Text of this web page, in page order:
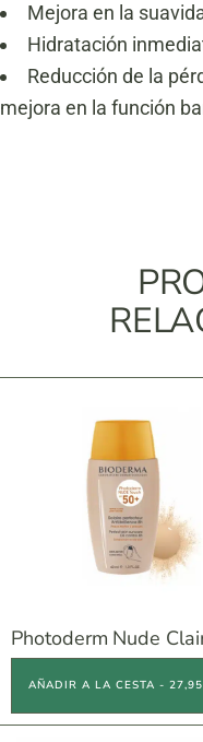
Mejora en la
Hidratación
Reducción de la
mejora en la función
Photoderm Nude
AÑADIR A LA CESTA -